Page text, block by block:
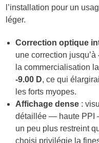
l’installation pour un
léger.
Correction optique
une correction jusqu’à
la commercialisation
-9.00 D, ce qui
les forts myopes.
Affichage dense :
détaillée — haute PPI
un peu plus restreint
choisi privilégie la